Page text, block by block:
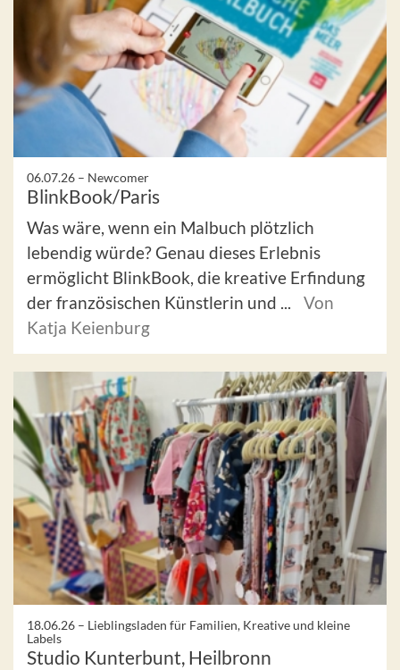
06.07.26 – Newcomer
BlinkBook/Paris
Was wäre, wenn ein Malbuch plötzlich
lebendig würde? Genau dieses Erlebnis
ermöglicht BlinkBook, die kreative Erfindung
der französischen Künstlerin und ...
Von
Katja Keienburg
18.06.26 – Lieblingsladen für Familien, Kreative und kleine
Labels
Studio Kunterbunt, Heilbronn